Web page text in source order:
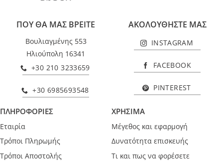
ΠΟΥ ΘΑ ΜΑΣ ΒΡΕΙΤΕ
Βουλιαγμένης 553
Ηλιούπολη 16341
+30 210 3233659
+30 6985693548
ΑΚΟΛΟΥΘΗΣΤΕ ΜΑΣ
INSTAGRAM
FACEBOOK
PINTEREST
ΠΛΗΡΟΦΟΡΙΕΣ
Εταιρία
Τρόποι Πληρωμής
Τρόποι Αποστολής
ΧΡΗΣΙΜΑ
Μέγεθος και εφαρμογή
Δυνατότητα επισκευής
Τι και πως να φορέσετε